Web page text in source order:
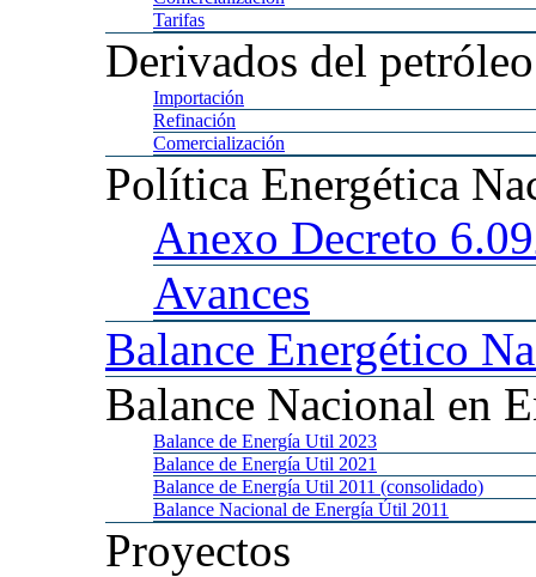
Tarifas
Derivados del petróleo
Importación
Refinación
Comercialización
Política Energética
Anexo Decreto
Avances
Balance Energético
Balance Nacional en
Balance de Energía Util 2023
Balance de Energía Util 2021
Balance de Energía Util 2011 (consolidado)
Balance Nacional de Energía Útil 2011
Proyectos